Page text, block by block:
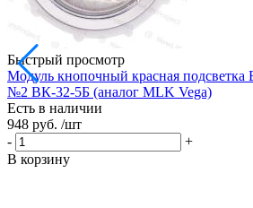
Быстрый просмотр
Модуль кнопочный красная подсветка
№2 ВК-32-5Б (аналог MLK Vega)
Есть в наличии
948 руб. /шт
-
+
В корзину